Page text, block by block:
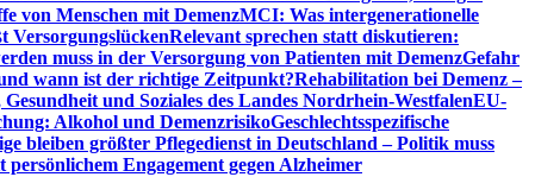
von Menschen mit DemenzMCI: Was intergenerationelle
VersorgungslückenRelevant sprechen statt diskutieren:
muss in der Versorgung von Patienten mit DemenzGefahr
wann ist der richtige Zeitpunkt?Rehabilitation bei Demenz –
und Soziales des Landes Nordrhein-WestfalenEU-
Alkohol und DemenzrisikoGeschlechtsspezifische
bleiben größter Pflegedienst in Deutschland – Politik muss
Engagement gegen Alzheimer